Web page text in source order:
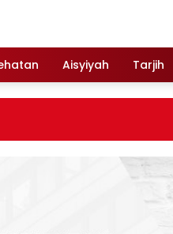
Aisyiyah Tarjih